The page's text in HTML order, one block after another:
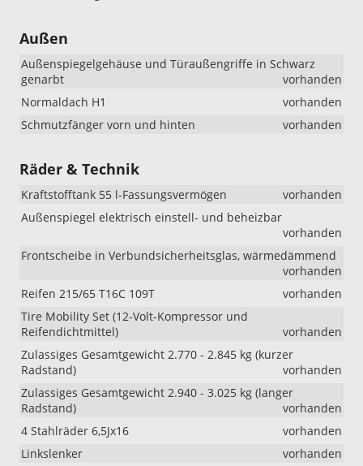
Außen
Außenspiegelgehäuse und Türaußengriffe in Schwarz
genarbt
vorhanden
Normaldach H1
vorhanden
Schmutzfänger vorn und hinten
vorhanden
Räder & Technik
Kraftstofftank 55 l-Fassungsvermögen
vorhanden
Außenspiegel elektrisch einstell- und beheizbar
vorhanden
Frontscheibe in Verbundsicherheitsglas, wärmedämmend
vorhanden
Reifen 215/65 T16C 109T
vorhanden
Tire Mobility Set (12-Volt-Kompressor und
Reifendichtmittel)
vorhanden
Zulassiges Gesamtgewicht 2.770 - 2.845 kg (kurzer
Radstand)
vorhanden
Zulassiges Gesamtgewicht 2.940 - 3.025 kg (langer
Radstand)
vorhanden
4 Stahlräder 6,5Jx16
vorhanden
Linkslenker
vorhanden